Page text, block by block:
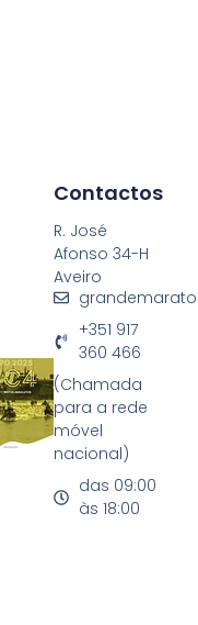
Contactos
R. José
Afonso 34-H
Aveiro
+351 917
360 466
(Chamada
para a rede
móvel
nacional)
das 09:00
às 18:00